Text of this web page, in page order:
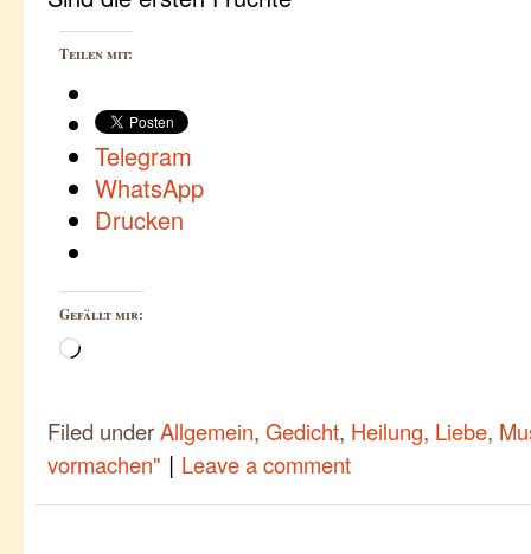
Teilen mit:
Telegram
WhatsApp
Drucken
Gefällt mir:
Wird
Filed underAllgemein, Gedicht, Heilung, Liebe,
vormachen" | Leave a comment